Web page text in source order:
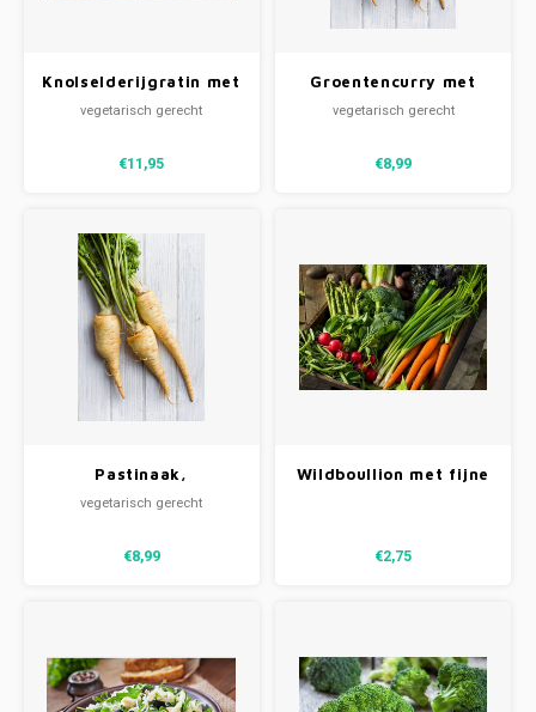
Knolselderijgratin met
brie, appel en noten
vegetarisch gerecht
€11,95
Groentencurry met
rijst (V)
vegetarisch gerecht
€8,99
Pastinaak,
paddenstoelen &
vegetarisch gerecht
€8,99
Wildboullion met fijne
€2,75